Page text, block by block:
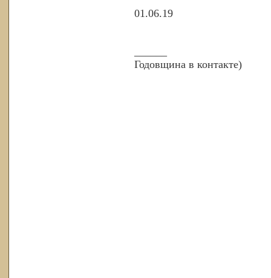
01.06.19
Годовщина в контакте)